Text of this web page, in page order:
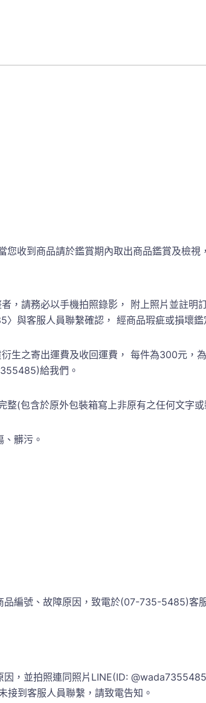
收到商品請於鑑賞期內取出商品鑑賞及檢視
，請務必以手機拍照錄影， 附上照片並註明
與客服人員聯繫確認， 經商品瑕疵或損壞鑑
生之寄出運費及收回運費， 每件為300元，
給我們。
(包含於原外包裝箱寫上非原有之任何文字
髒污。
編號、故障原因，致電於(07-735-5485)客
，並拍照連同照片LINE(ID:
接到客服人員聯繫，請致電告知。